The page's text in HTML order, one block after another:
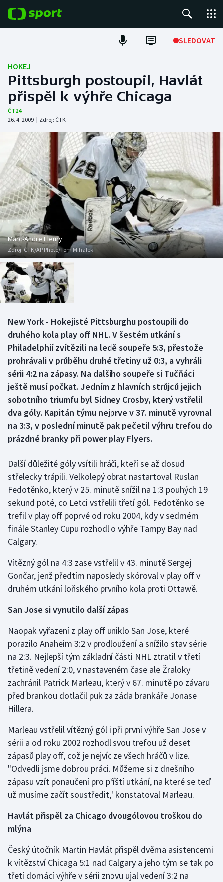
SLEDOVAT
Fotbal
Hokej
Tenis
Atletika
Cyklistika
DALŠÍ SPORTY
Americký fotbal
Baseball a softbal
Basketbal
Biatlon
Boby a skeleton
Box
Curling
Dostihy
Florbal
Futsal
Gymnastika
Házená
Jezdectví
Judo
Krasobruslení
Lezení
Lyže a snowboard
Moderní pětiboj
Motorsport
Olympijské hry
Parasport
Plavání
Plážový volejbal
Ragby
Rychlostní kanoistika
Short track
Sportovní střelba
NEPŘEHLÉDNĚTE
Soutěže
Historické návraty
Aplikace ČT sport
AZ kvíz
HOKEJ
Pittsburgh postoupil, Havlát
přispěl k výhře Chicaga
ČT24
26. 4. 2009 | Zdroj: ČTK
Marc-Andre Fleury
Zdroj:ČTK/AP Photo/Tom Mihalek
New York - Hokejisté Pittsburghu postoupili do
druhého kola play off NHL. V šestém utkání s
Philadelphií zvítězili na ledě soupeře 5:3, přestože
prohrávali v průběhu druhé třetiny už 0:3, a vyhráli
sérii 4:2 na zápasy. Na dalšího soupeře si Tučňáci
ještě musí počkat. Jedním z hlavních strůjců jejich
sobotního triumfu byl Sidney Crosby, který vstřelil
dva góly. Kapitán týmu nejprve v 37. minutě vyrovnal
na 3:3, v poslední minutě pak pečetil výhru trefou do
prázdné branky při power play Flyers.
Další důležité góly vsítili hráči, kteří se až dosud
střelecky trápili. Velkolepý obrat nastartoval Ruslan
Fedotěnko, který v 25. minutě snížil na 1:3 pouhých 19
sekund poté, co Letci vstřelili třetí gól. Fedotěnko se
trefil v play off poprvé od roku 2004, kdy v sedmém
finále Stanley Cupu rozhodl o výhře Tampy Bay nad
Calgary.
Vítězný gól na 4:3 zase vstřelil v 43. minutě Sergej
Gončar, jenž předtím naposledy skóroval v play off v
druhém utkání loňského prvního kola proti Ottawě.
San Jose si vynutilo další zápas
Naopak vyřazení z play off uniklo San Jose, které
porazilo Anaheim 3:2 v prodloužení a snížilo stav série
na 2:3. Nejlepší tým základní části NHL ztratil v třetí
třetině vedení 2:0, v nastaveném čase ale Žraloky
zachránil Patrick Marleau, který v 67. minutě po závaru
před brankou dotlačil puk za záda brankáře Jonase
Hillera.
Marleau vstřelil vítězný gól i při první výhře San Jose v
sérii a od roku 2002 rozhodl svou trefou už deset
zápasů play off, což je nejvíc ze všech hráčů v lize.
"Odvedli jsme dobrou práci. Můžeme si z dnešního
zápasu vzít ponaučení pro příští utkání, na které se teď
už musíme začít soustředit," konstatoval Marleau.
Havlát přispěl za Chicago dvougólovou troškou do
mlýna
Český útočník Martin Havlát přispěl dvěma asistencemi
k vítězství Chicaga 5:1 nad Calgary a jeho tým se tak po
třetí domácí výhře v sérii znovu ujal vedení 3:2 na